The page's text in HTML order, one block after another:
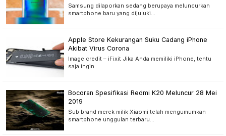
Samsung dilaporkan sedang berupaya meluncurkan
smartphone baru yang dijuluki…
Apple Store Kekurangan Suku Cadang iPhone
Akibat Virus Corona
Image credit – iFixit Jika Anda memiliki iPhone, tentu
saja ingin…
Bocoran Spesifikasi Redmi K20 Meluncur 28 Mei
2019
Sub brand merek milik Xiaomi telah mengumumkan
smartphone unggulan terbaru…